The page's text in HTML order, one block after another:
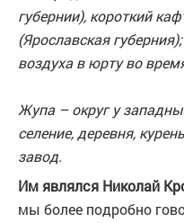
губернии), короткий
(Ярославская
воздуха в юрту во
Жупа – округ у
селение, деревня,
завод.
Им являлся Николай
мы более подробно